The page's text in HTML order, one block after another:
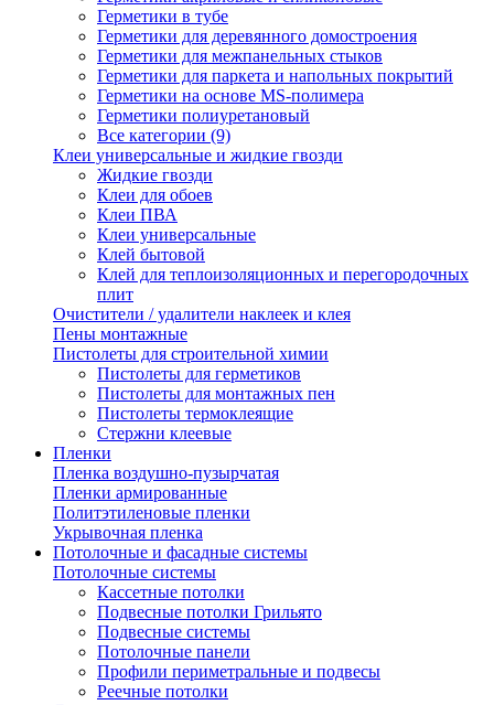
Герметики в тубе
Герметики для деревянного домостроения
Герметики для межпанельных стыков
Герметики для паркета и напольных покрытий
Герметики на основе MS-полимера
Герметики полиуретановый
Все категории (9)
Клеи универсальные и жидкие гвозди
Жидкие гвозди
Клеи для обоев
Клеи ПВА
Клеи универсальные
Клей бытовой
Клей для теплоизоляционных и перегородочных
плит
Очистители / удалители наклеек и клея
Пены монтажные
Пистолеты для строительной химии
Пистолеты для герметиков
Пистолеты для монтажных пен
Пистолеты термоклеящие
Стержни клеевые
Пленки
Пленка воздушно-пузырчатая
Пленки армированные
Политэтиленовые пленки
Укрывочная пленка
Потолочные и фасадные системы
Потолочные системы
Кассетные потолки
Подвесные потолки Грильято
Подвесные системы
Потолочные панели
Профили периметральные и подвесы
Реечные потолки